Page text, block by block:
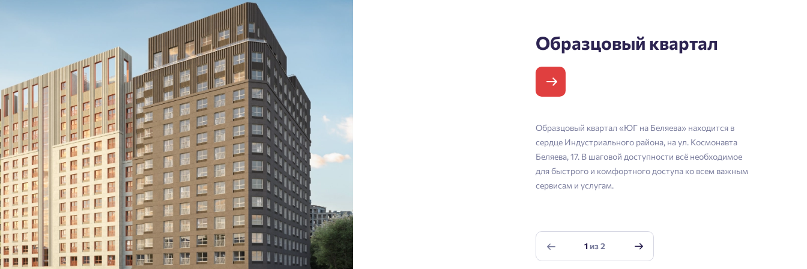
Образцовый квартал
Образцовый квартал «ЮГ на Беляева» находится в
сердце Индустриального района, на ул. Космонавта
Беляева, 17. В шаговой доступности всё необходимое
для быстрого и комфортного доступа ко всем важным
сервисам и услугам.
1из2